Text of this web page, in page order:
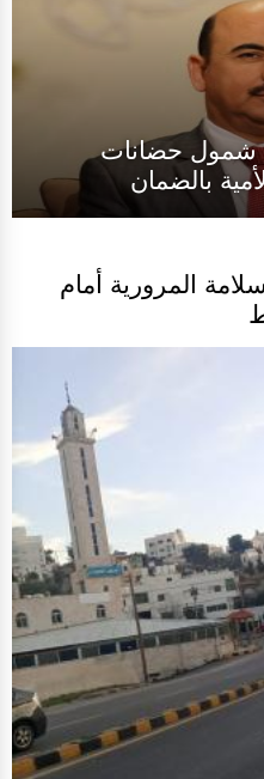
شمول حضانات
بالضمان
المرورية أمام